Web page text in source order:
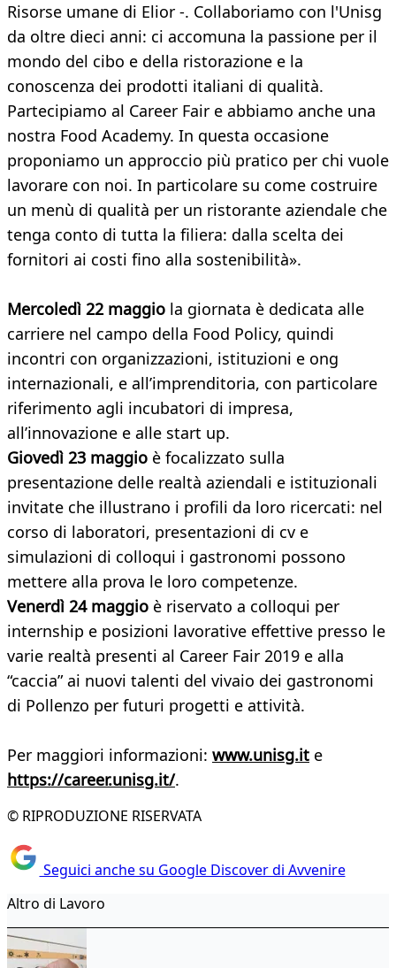
Risorse umane di Elior -. Collaboriamo con l'Unisg
da oltre dieci anni: ci accomuna la passione per il
mondo del cibo e della ristorazione e la
conoscenza dei prodotti italiani di qualità.
Partecipiamo al Career Fair e abbiamo anche una
nostra Food Academy. In questa occasione
proponiamo un approccio più pratico per chi vuole
lavorare con noi. In particolare su come costruire
un menù di qualità per un ristorante aziendale che
tenga conto di tutta la filiera: dalla scelta dei
fornitori ai costi fino alla sostenibilità».
Mercoledì 22 maggio la giornata è dedicata alle
carriere nel campo della Food Policy, quindi
incontri con organizzazioni, istituzioni e ong
internazionali, e all’imprenditoria, con particolare
riferimento agli incubatori di impresa,
all’innovazione e alle start up.
Giovedì 23 maggio è focalizzato sulla
presentazione delle realtà aziendali e istituzionali
invitate che illustrano i profili da loro ricercati: nel
corso di laboratori, presentazioni di cv e
simulazioni di colloqui i gastronomi possono
mettere alla prova le loro competenze.
Venerdì 24 maggio è riservato a colloqui per
internship e posizioni lavorative effettive presso le
varie realtà presenti al Career Fair 2019 e alla
“caccia” ai nuovi talenti del vivaio dei gastronomi
di Pollenzo per futuri progetti e attività.
Per maggiori informazioni: www.unisg.it e
https://career.unisg.it/.
© RIPRODUZIONE RISERVATA
Seguici anche su Google Discover di Avvenire
Altro di Lavoro